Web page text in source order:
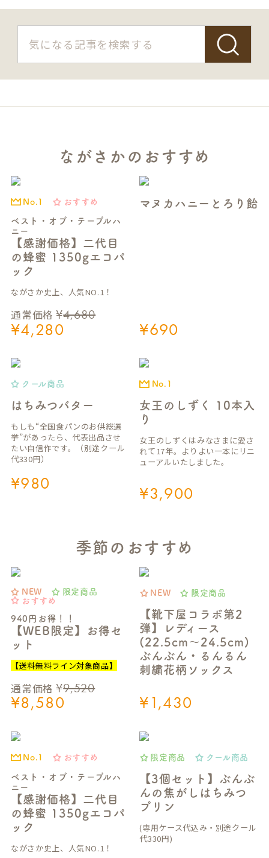
ながさかのおすすめ
ベスト・オブ・テーブルハ
ニー
【感謝価格】二代目
の蜂蜜 1350gエコパ
ック
No.1 おすすめ
通常価格 ¥4,680
¥4,280
ながさか史上、人気NO.1！
マヌカハニーとろり飴
¥690
はちみつバター
クール商品
¥980
もしも“全国食パンのお供総選
挙”があったら、代表出品させ
たい自信作です。（別途クール
代330円）
女王のしずく 10本入
り
No.1
¥3,900
女王のしずくはみなさまに愛さ
れて17年。よりよい一本にリニ
ューアルいたしました。
季節のおすすめ
940円お得！！
【WEB限定】お得セ
ット
NEW
限定商品
おすすめ
通常価格 ¥9,520
¥8,580
【送料無料ライン対象商品】
【靴下屋コラボ第2
弾】レディース
(22.5cm～24.5cm)
ぶんぶん・るんるん
刺繍花柄ソックス
NEW 限定商品
¥1,430
ベスト・オブ・テーブルハ
ニー
【感謝価格】二代目
の蜂蜜 1350gエコパ
ック
No.1 おすすめ
ながさか史上、人気NO.1！
【3個セット】ぶんぶ
んの焦がしはちみつ
プリン
限定商品 クール商品
(専用ケース代込み・別途クール
代330円)